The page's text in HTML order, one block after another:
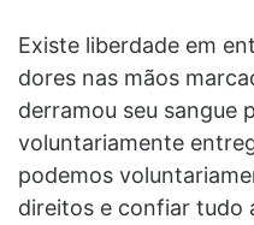
Existe liberdade em
dores nas mãos
derramou seu sangue
voluntariamente
podemos
direitos e confiar tudo